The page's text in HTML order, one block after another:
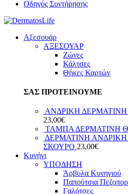
Οδηγός Συντήρησης
Αξεσουάρ
ΑΞΕΣΟΥΑΡ
Ζώνες
Κάλτσες
Θήκες Καρτών
ΣΑΣ ΠΡΟΤΕΙΝΟΥΜΕ
ΑΝΔΡΙΚΗ
23,00€
ΤΑΜΠΑ ΔΕΡΜΑΤΙΝΗ
ΔΕΡΜΑΤΙΝΗ
ΣΚΟΥΡΟ 23,00€
Κυνήγι
ΥΠΟΔΗΣΗ
Άρβυλα Κυνηγιού
Παπούτσια
Γαλότσες